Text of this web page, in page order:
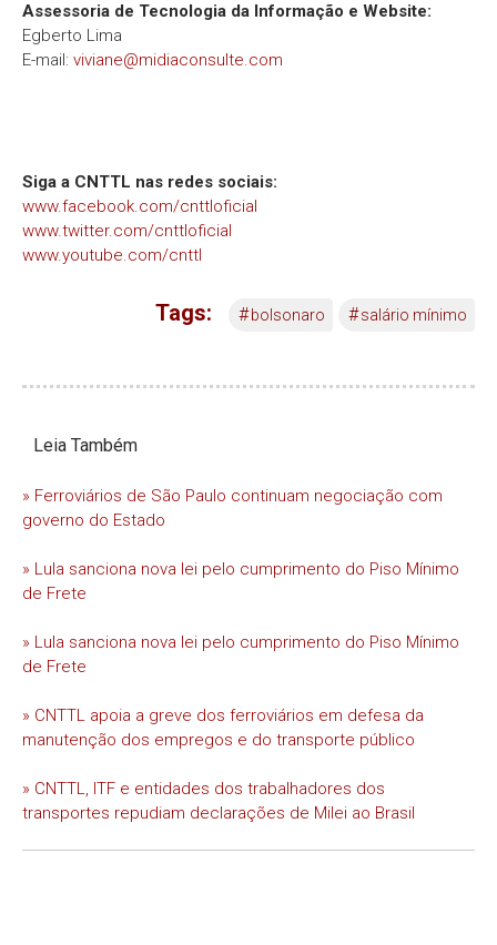
Assessoria de Tecnologia da Informação e Website:
Egberto Lima
E-mail: viviane@midiaconsulte.com
Siga a CNTTL nas redes sociais:
www.facebook.com/cnttloficial
www.twitter.com/cnttloficial
www.youtube.com/cnttl
Tags: #bolsonaro #salário mínimo
Leia Também
» Ferroviários de São Paulo continuam negociação com
governo do Estado
» Lula sanciona nova lei pelo cumprimento do Piso Mínimo
de Frete
» Lula sanciona nova lei pelo cumprimento do Piso Mínimo
de Frete
» CNTTL apoia a greve dos ferroviários em defesa da
manutenção dos empregos e do transporte público
» CNTTL, ITF e entidades dos trabalhadores dos
transportes repudiam declarações de Milei ao Brasil